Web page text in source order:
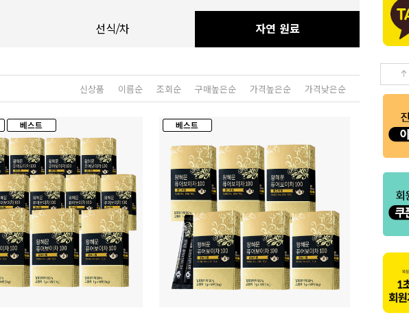
선식/차 자연 원료
신상품 이름순 조회순 구매높은순 가격높은순 가격낮은순